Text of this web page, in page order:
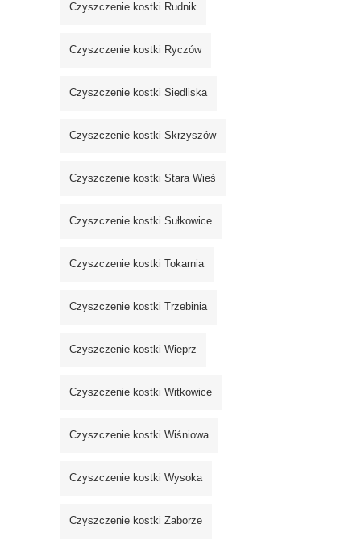
Czyszczenie kostki Rudnik
Czyszczenie kostki Ryczów
Czyszczenie kostki Siedliska
Czyszczenie kostki Skrzyszów
Czyszczenie kostki Stara Wieś
Czyszczenie kostki Sułkowice
Czyszczenie kostki Tokarnia
Czyszczenie kostki Trzebinia
Czyszczenie kostki Wieprz
Czyszczenie kostki Witkowice
Czyszczenie kostki Wiśniowa
Czyszczenie kostki Wysoka
Czyszczenie kostki Zaborze